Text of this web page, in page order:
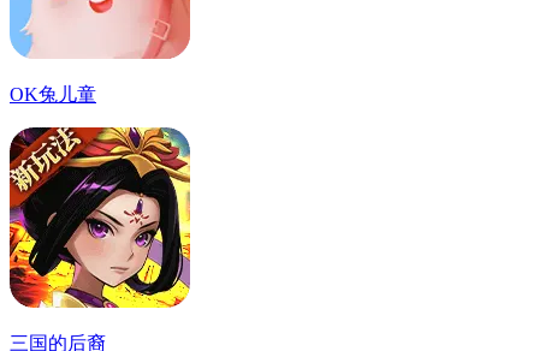
OK兔儿童
三国的后裔